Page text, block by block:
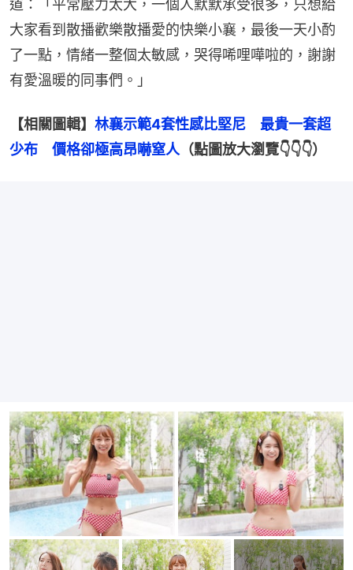
道：「平常壓力太大，一個人默默承受很多，只想給
大家看到散播歡樂散播愛的快樂小襄，最後一天小酌
了一點，情緒一整個太敏感，哭得唏哩嘩啦的，謝謝
有愛溫暖的同事們。」
【相關圖輯】 林襄示範4套性感比堅尼　最貴一套超
少布　價格卻極高昂嚇窒人（點圖放大瀏覽👇👇👇）